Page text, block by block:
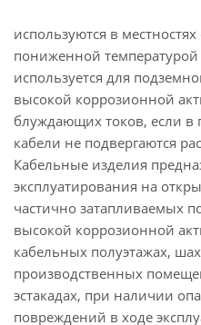
используются в
пониженной
используется для
высокой коррозионной
блуждающих токов, если в
кабели не подвергаются
Кабельные изделия
эксплуатирования на
частично затапливаемых
высокой коррозионной
кабельных полуэтажах,
производственных
эстакадах, при наличии
повреждений в ходе